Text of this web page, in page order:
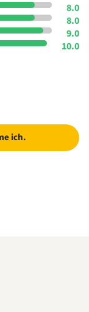
8.0
8.0
9.0
10.0
ich.